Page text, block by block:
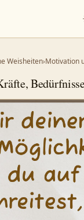
Weisheiten›Motivation